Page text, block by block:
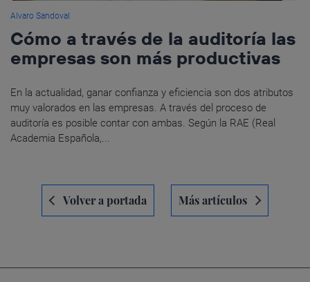
Alvaro Sandoval
Cómo a través de la auditoría las
empresas son más productivas
En la actualidad, ganar confianza y eficiencia son dos atributos
muy valorados en las empresas. A través del proceso de
auditoría es posible contar con ambas. Según la RAE (Real
Academia Española,...
Navegación
entradas
Volver a portada Más artículos